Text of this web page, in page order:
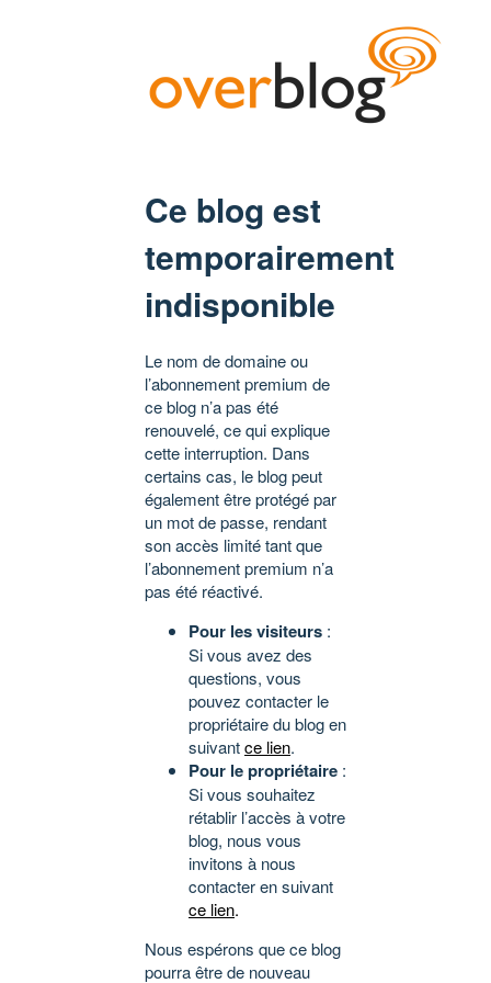
Ce blog est
temporairement
indisponible
Le nom de domaine ou
l’abonnement premium de
ce blog n’a pas été
renouvelé, ce qui explique
cette interruption. Dans
certains cas, le blog peut
également être protégé par
un mot de passe, rendant
son accès limité tant que
l’abonnement premium n’a
pas été réactivé.
Pour les visiteurs :
Si vous avez des
questions, vous
pouvez contacter le
propriétaire du blog en
suivantce lien.
Pour le propriétaire :
Si vous souhaitez
rétablir l’accès à votre
blog, nous vous
invitons à nous
contacter en suivant
ce lien.
Nous espérons que ce blog
pourra être de nouveau